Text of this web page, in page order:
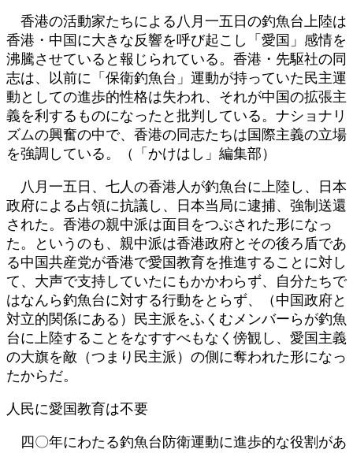
時
:
香港の活動家たちによる八月一五日の釣魚台上陸は
香港・中国に大きな反響を呼び起こし「愛国」感情を
沸騰させていると報じられている。香港・先駆社の同
志は、以前に「保衛釣魚台」運動が持っていた民主運
動としての進歩的性格は失われ、それが中国の拡張主
義を利するものになったと批判している。ナショナリ
ズムの興奮の中で、香港の同志たちは国際主義の立場
を強調している。（「かけはし」編集部）
八月一五日、七人の香港人が釣魚台に上陸し、日本
政府による占領に抗議し、日本当局に逮捕、強制送還
された。香港の親中派は面目をつぶされた形になっ
た。というのも、親中派は香港政府とその後ろ盾であ
る中国共産党が香港で愛国教育を推進することに対し
て、大声で支持していたにもかかわらず、自分たちで
はなんら釣魚台に対する行動をとらず、（中国政府と
対立的関係にある）民主派をふくむメンバーらが釣魚
台に上陸することをなすすべもなく傍観し、愛国主義
の大旗を敵（つまり民主派）の側に奪われた形になっ
たからだ。
人民に愛国教育は不要
四〇年にわたる釣魚台防衛運動に進歩的な役割があ